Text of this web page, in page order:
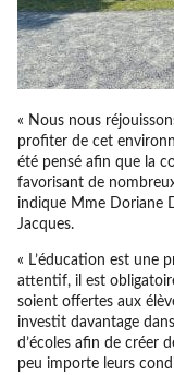
« Nous nous
profiter de cet
été pensé afin que la
favorisant de
indique Mme Doriane
Jacques.
« L’éducation est une
attentif, il est
soient offertes aux
investit davantage
d’écoles afin de créer
peu importe leurs